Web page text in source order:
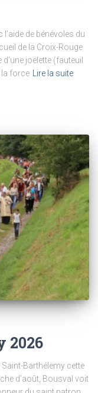
de bénévoles du
de la Croix-Rouge
joëlette (fauteuil
la force
Lire la suite
2026
Barthélemy cette
d’août, Bousval voit